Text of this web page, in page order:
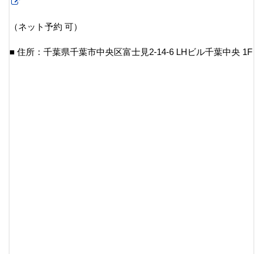
（ネット予約 可）
■ 住所：千葉県千葉市中央区富士見2-14-6 LHビル千葉中央 1F